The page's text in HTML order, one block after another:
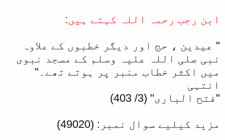
ابن رجب رحمہ اللہ کہتے ہیں:
" عیدین ، حج اور دیگر خطبوں کے علاوہ
نبی صلی اللہ علیہ وسلم کے مسجد نبوی
میں اکثر خطاب منبر پر ہوتے تھے۔"
انتہی
"فتح الباری" (3/ 403)
مزید کیلیے سوال نمبر: (49020)